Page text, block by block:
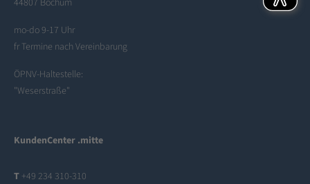
mo-do 9-17 Uhr
fr Termine nach Vereinbarung
ÖPNV-Haltestelle:
"Weserstraße"
KundenCenter .mitte
T +49 234 310-310